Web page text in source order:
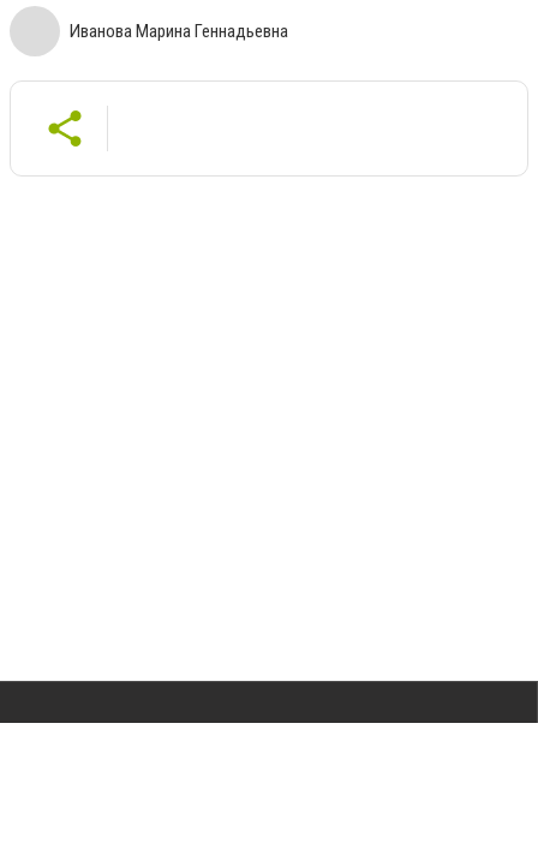
Иванова Марина Геннадьевна